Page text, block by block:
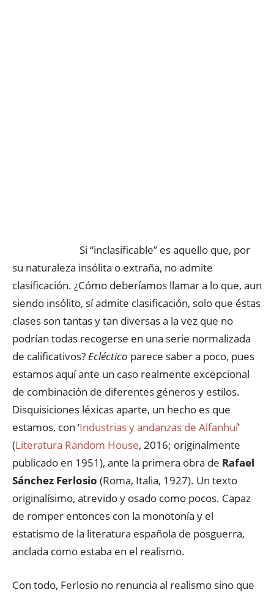
Si “inclasificable” es aquello que, por
su naturaleza insólita o extraña, no admite
clasificación. ¿Cómo deberíamos llamar a lo que, aun
siendo insólito, sí admite clasificación, solo que éstas
clases son tantas y tan diversas a la vez que no
podrían todas recogerse en una serie normalizada
de calificativos?Ecléctico parece saber a poco, pues
estamos aquí ante un caso realmente excepcional
de combinación de diferentes géneros y estilos.
Disquisiciones léxicas aparte, un hecho es que
estamos, con ‘Industrias y andanzas de Alfanhuí’
(Literatura Random House, 2016; originalmente
publicado en 1951), ante la primera obra de Rafael
Sánchez Ferlosio (Roma, Italia, 1927). Un texto
originalísimo, atrevido y osado como pocos. Capaz
de romper entonces con la monotonía y el
estatismo de la literatura española de posguerra,
anclada como estaba en el realismo.
Con todo, Ferlosio no renuncia al realismo sino que